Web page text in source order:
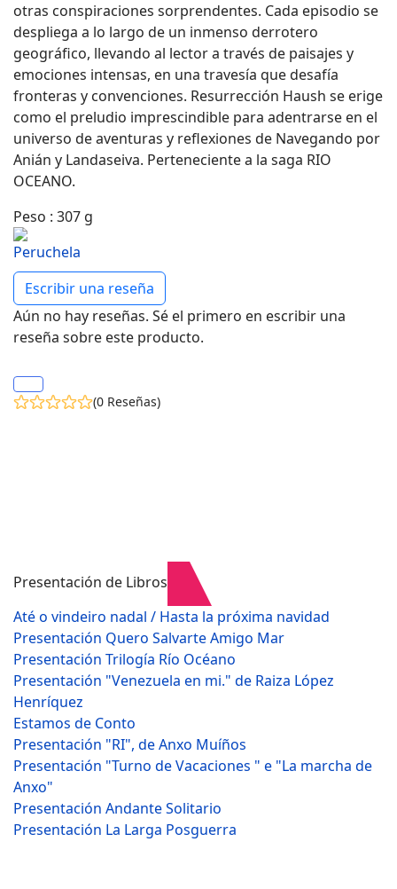
otras conspiraciones sorprendentes. Cada episodio se
despliega a lo largo de un inmenso derrotero
geográfico, llevando al lector a través de paisajes y
emociones intensas, en una travesía que desafía
fronteras y convenciones. Resurrección Haush se erige
como el preludio imprescindible para adentrarse en el
universo de aventuras y reflexiones de Navegando por
Anián y Landaseiva. Perteneciente a la saga RIO
OCEANO.
Peso : 307 g
Escribir una reseña
Aún no hay reseñas. Sé el primero en escribir una
reseña sobre este producto.
(0 Reseñas)
Presentación de Libros
Até o vindeiro nadal / Hasta la próxima navidad
Presentación Quero Salvarte Amigo Mar
Presentación Trilogía Río Océano
Presentación "Venezuela en mi." de Raiza López
Henríquez
Estamos de Conto
Presentación "RI", de Anxo Muíños
Presentación "Turno de Vacaciones " e "La marcha de
Anxo"
Presentación Andante Solitario
Presentación La Larga Posguerra